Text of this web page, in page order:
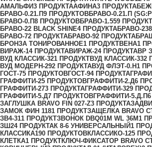
АМАЛЬФИ3 ПРОДУКТААФИНА3 ПРОДУКТА
БРАВО-0.21.П9 ПРОДУКТОВБРАВО-0.21.П
БРАВО-0.П8 ПРОДУКТОВБРАВО-1.559
БРАВО-22 BLACK SHINE4 ПРОДУКТАБРАВО-23
БРАВО-72 ПРОДУКТАБРАВО-92 ПРОДУКТА
БРОНЗА ТОНИРОВАННОЕ1 ПРОДУКТВЕНА1
ВИРАЖ-14 ПРОДУКТАВИРАЖ-24 ПРОДУКТАВР
ВУД КЛАССИК-321 ПРОДУКТВУД КЛАССИК-332
ВУД МОДЕРН-292 ПРОДУКТАВУД ФЛЭТ-0.H1
ГОСТ-75 ПРОДУКТОВГОСТ-94 ПРОДУКТА
ГРАФФИТИ-25 ПРОДУКТОВГРАФФИТИ-2.Д6
ГРАФФИТИ-273 ПРОДУКТАГРАФФИТИ-329
ГРАФФИТИ-5.Д7 ПРОДУКТОВГРАФФИТИ-5.Д.П
ЗАГЛУШКА BRAVO FIN 027-Z3 ПРОДУКТА
ЗАМОК ФИН 1181 ПРОДУКТЗАЩЕЛКА BRAVO
ЗВ4-311 ПРОДУКТЗВОНОК DBQ01M WL 36M1
ЗШ24 ПРОДУКТАК 8-6 УНИВЕРСАЛЬНЫЙ1
КЛАССИКА190 ПРОДУКТОВКЛАССИКО-125
КЛЕТКА1 ПРОДУКТКЛЮЧ-ФИКСАТОР BRAVO